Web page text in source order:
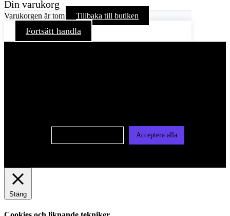
Din varukorg
Varukorgen är tom Tillbaka till butiken
Fortsätt handla
Acceptera alla
Stäng